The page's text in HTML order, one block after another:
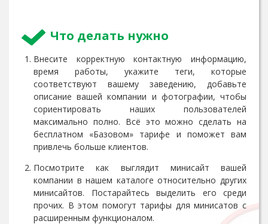
Что делать нужно
Внесите корректную контактную информацию,
время работы, укажите теги, которые
соответствуют вашему заведению, добавьте
описание вашей компании и фотографии, чтобы
сориентировать наших пользователей
максимально полно. Всё это можно сделать на
бесплатном «Базовом» тарифе и поможет вам
привлечь больше клиентов.
Посмотрите как выглядит минисайт вашей
компании в нашем каталоге относительно других
минисайтов. Постарайтесь выделить его среди
прочих. В этом помогут тарифы для минисатов с
расширенным функционалом.